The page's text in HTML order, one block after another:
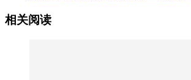
相关阅读